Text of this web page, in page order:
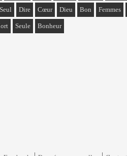
Seul Dire Cœur Dieu Bon Femmes
Seule Bonheur